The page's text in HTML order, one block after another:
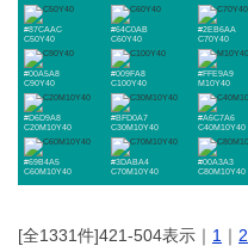
#87CAAC
C50Y40
#64C0AB
C60Y40
#2EB6AA
C70Y40
#00A5A8
C90Y40
#009FA8
C100Y40
#FFE9A9
M10Y40
#D6D9A8
C20M10Y40
#BFD0A7
C30M10Y40
#A6C7A6
C40M10Y40
#69B4A5
C60M10Y40
#3DABA4
C70M10Y40
#00A3A3
C80M10Y40
[全1331件]421-504表示｜ 1 ｜ 2